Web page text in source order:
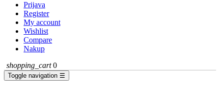
Prijava
Register
My account
Wishlist
Compare
Nakup
shopping_cart 0
Toggle navigation ☰